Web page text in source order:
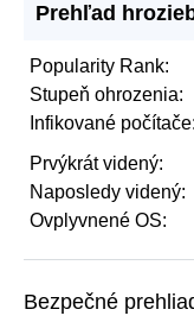
Prehľad
Popularity Rank:
Stupeň ohrozenia:
Infikované počítače:
Prvýkrát videný:
Naposledy videný:
Ovplyvnené OS:
Bezpečné